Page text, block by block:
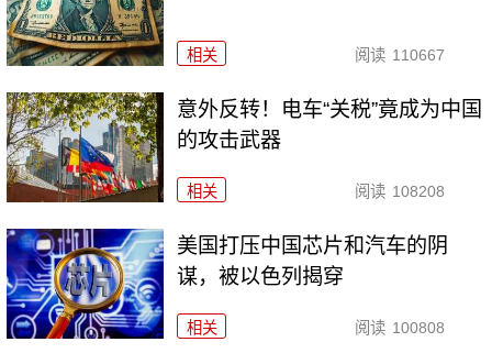
相关 阅读 110667
意外反转！电车“关税”竟成为中国
的攻击武器
相关 阅读 108208
美国打压中国芯片和汽车的阴
谋，被以色列揭穿
相关 阅读 100808